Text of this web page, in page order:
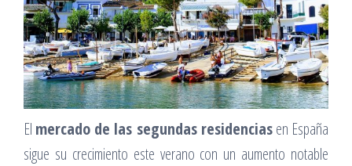
El mercado de las segundas residenciasen España
sigue su crecimiento este verano con un aumento notable